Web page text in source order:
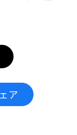
ア